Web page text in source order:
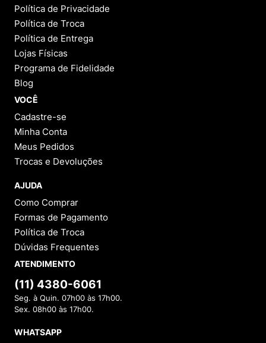
Política de Privacidade
Política de Troca
Política de Entrega
Lojas Físicas
Programa de Fidelidade
Blog
VOCÊ
Cadastre-se
Minha Conta
Meus Pedidos
Trocas e Devoluções
AJUDA
Como Comprar
Formas de Pagamento
Política de Troca
Dúvidas Frequentes
ATENDIMENTO
(11) 4380-6061
Seg. à Quin. 07h00 às 17h00.
Sex. 08h00 às 17h00.
WHATSAPP